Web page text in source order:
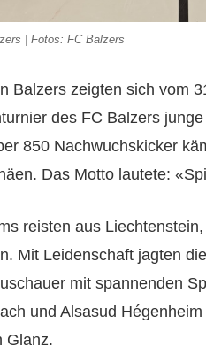
| Fotos: FC Balzers
Balzers zeigten sich vom
des FC Balzers
850 Nachwuchskicker
Das Motto lautete:
reisten aus
Mit Leidenschaft jagten
mit spannenden
und Alsasud
Glanz.